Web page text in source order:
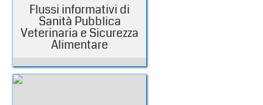
Flussi informativi di
Sanità Pubblica
Veterinaria e Sicurezza
Alimentare